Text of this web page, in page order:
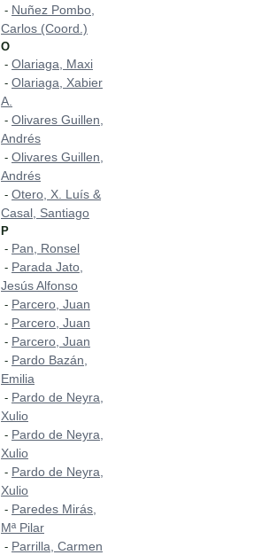
- Nuñez Pombo,
Carlos (Coord.)
O
- Olariaga, Maxi
- Olariaga, Xabier
A.
- Olivares Guillen,
Andrés
- Olivares Guillen,
Andrés
- Otero, X. Luís &
Casal, Santiago
P
- Pan, Ronsel
- Parada Jato,
Jesús Alfonso
- Parcero, Juan
- Parcero, Juan
- Parcero, Juan
- Pardo Bazán,
Emilia
- Pardo de Neyra,
Xulio
- Pardo de Neyra,
Xulio
- Pardo de Neyra,
Xulio
- Paredes Mirás,
Mª Pilar
- Parrilla, Carmen